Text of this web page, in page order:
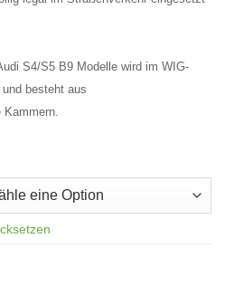
S4/S5 B9 Modelle wird im WIG-
besteht aus